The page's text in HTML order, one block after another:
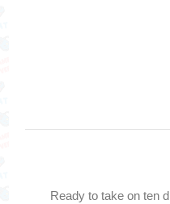
Ready to take on ten